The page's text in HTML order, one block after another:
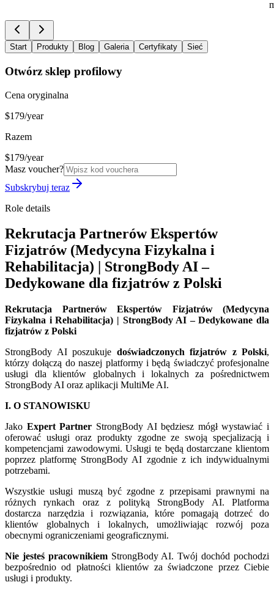
Start Produkty Blog Galeria Certyfikaty Sieć
Otwórz sklep profilowy
Cena oryginalna
$179/year
Razem
$179/year
Masz voucher?
Subskrybuj teraz
Role details
Rekrutacja Partnerów Ekspertów
Fizjatrów (Medycyna Fizykalna i
Rehabilitacja) | StrongBody AI –
Dedykowane dla fizjatrów z Polski
Rekrutacja Partnerów Ekspertów Fizjatrów (Medycyna
Fizykalna i Rehabilitacja) | StrongBody AI – Dedykowane dla
fizjatrów z Polski
StrongBody AI poszukuje doświadczonych fizjatrów z Polski,
którzy dołączą do naszej platformy i będą świadczyć profesjonalne
usługi dla klientów globalnych i lokalnych za pośrednictwem
StrongBody AI oraz aplikacji MultiMe AI.
I. O STANOWISKU
Jako Expert Partner StrongBody AI będziesz mógł wystawiać i
oferować usługi oraz produkty zgodne ze swoją specjalizacją i
kompetencjami zawodowymi. Usługi te będą dostarczane klientom
poprzez platformę StrongBody AI zgodnie z ich indywidualnymi
potrzebami.
Wszystkie usługi muszą być zgodne z przepisami prawnymi na
różnych rynkach oraz z polityką StrongBody AI. Platforma
dostarcza narzędzia i rozwiązania, które pomagają dotrzeć do
klientów globalnych i lokalnych, umożliwiając rozwój poza
obecnymi ograniczeniami geograficznymi.
Nie jesteś pracownikiemStrongBody AI. Twój dochód pochodzi
bezpośrednio od płatności klientów za świadczone przez Ciebie
usługi i produkty.